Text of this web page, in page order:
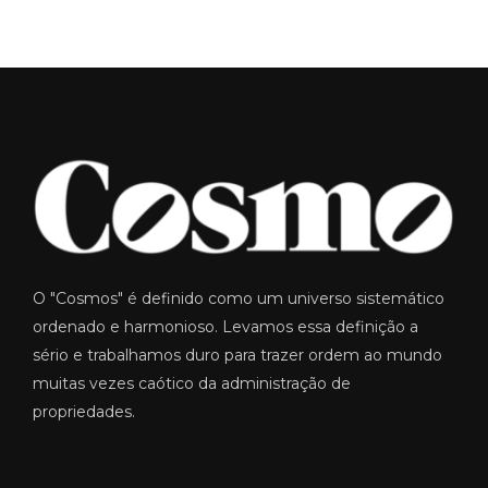
O "Cosmos" é definido como um universo sistemático
ordenado e harmonioso. Levamos essa definição a
sério e trabalhamos duro para trazer ordem ao mundo
muitas vezes caótico da administração de
propriedades.